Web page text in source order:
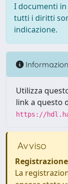
I documenti
tutti i diritti
indicazione.
Utilizza
link a questo
https://
Avviso
La